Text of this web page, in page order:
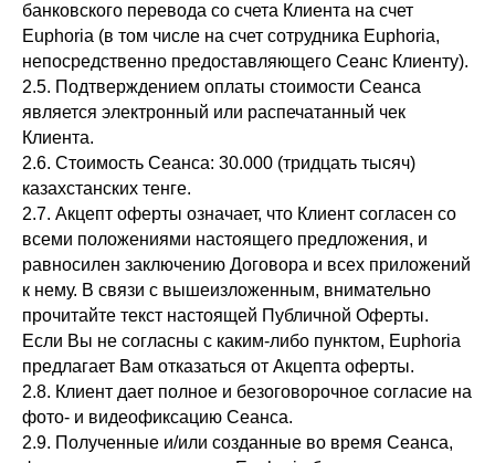
банковского перевода со счета Клиента на счет
Euphoria (в том числе на счет сотрудника Euphoria,
непосредственно предоставляющего Сеанс Клиенту).
2.5. Подтверждением оплаты стоимости Сеанса
является электронный или распечатанный чек
Клиента.
2.6. Стоимость Сеанса: 30.000 (тридцать тысяч)
казахстанских тенге.
2.7. Акцепт оферты означает, что Клиент согласен со
всеми положениями настоящего предложения, и
равносилен заключению Договора и всех приложений
к нему. В связи с вышеизложенным, внимательно
прочитайте текст настоящей Публичной Оферты.
Если Вы не согласны с каким-либо пунктом, Euphoria
предлагает Вам отказаться от Акцепта оферты.
2.8. Клиент дает полное и безоговорочное согласие на
фото- и видеофиксацию Сеанса.
2.9. Полученные и/или созданные во время Сеанса,